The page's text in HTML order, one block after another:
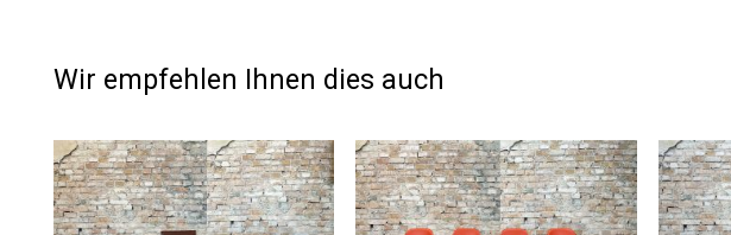
Wir empfehlen Ihnen dies auch